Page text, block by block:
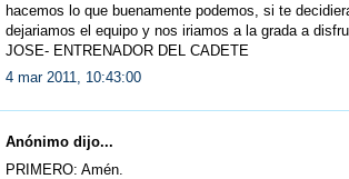
hacemos lo que buenamente podemos, si te
dejariamos el equipo y nos iriamos a la grada a
JOSE- ENTRENADOR DEL CADETE
4 mar 2011, 10:43:00
Anónimo dijo...
PRIMERO: Amén.